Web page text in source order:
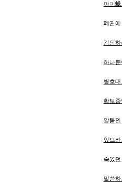
아미
폐관에
감당
하나뿐
별호
황보중
알몸인
있으
숙였
말씀